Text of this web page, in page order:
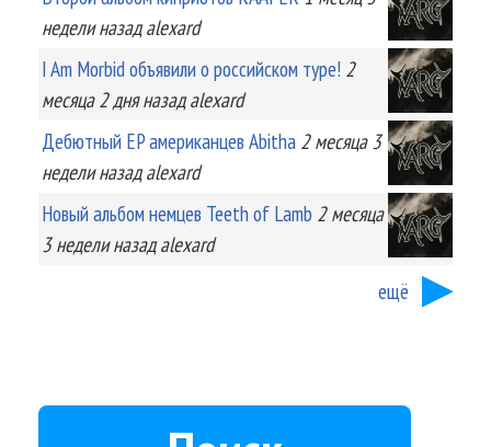
неделиназад alexard
I Am Morbid объявили о российском туре! 2
месяца 2 дняназад alexard
Дебютный EP американцев Abitha 2 месяца 3
неделиназад alexard
Новый альбом немцев Teeth of Lamb 2 месяца
3 неделиназад alexard
ещё